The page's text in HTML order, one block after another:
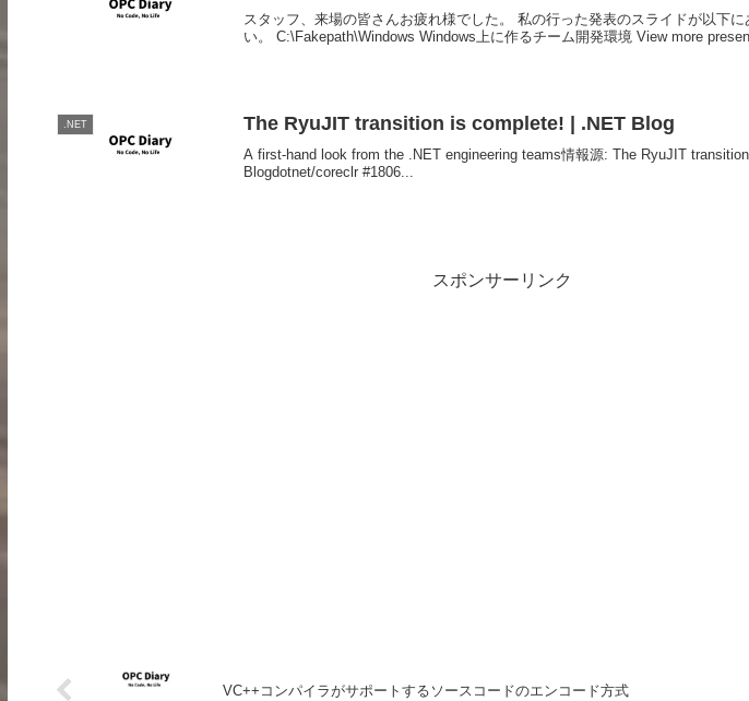
スタッフ、来場の皆さんお疲れ様でした。 私の行った発表のスライドが以下
い。 C:\Fakepath\Windows Windows上に作るチーム開発環境 View more
.NET The RyuJIT transition is complete! | .NET Blog
A first-hand look from the .NET engineering teams情報源: The RyuJIT
Blogdotnet/coreclr #1806...
スポンサーリンク
VC++コンパイラがサポートするソースコードのエンコード方式